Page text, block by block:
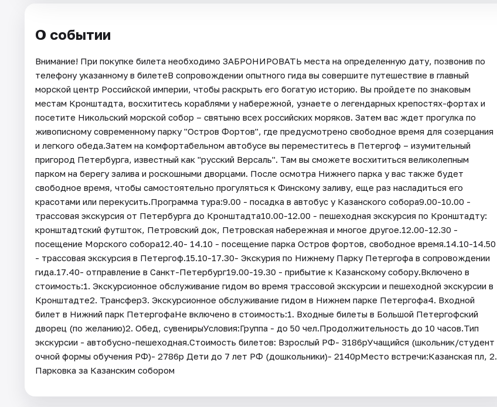
О событии
Внимание! При покупке билета необходимо ЗАБРОНИРОВАТЬ места на определенную дату, позвонив по
телефону указанному в билетеВ сопровождении опытного гида вы совершите путешествие в главный
морской центр Российской империи, чтобы раскрыть его богатую историю. Вы пройдете по знаковым
местам Кронштадта, восхититесь кораблями у набережной, узнаете о легендарных крепостях-фортах и
посетите Никольский морской собор – святыню всех российских моряков. Затем вас ждет прогулка по
живописному современному парку "Остров Фортов", где предусмотрено свободное время для созерцания
и легкого обеда.Затем на комфортабельном автобусе вы переместитесь в Петергоф – изумительный
пригород Петербурга, известный как "русский Версаль". Там вы сможете восхититься великолепным
парком на берегу залива и роскошными дворцами. После осмотра Нижнего парка у вас также будет
свободное время, чтобы самостоятельно прогуляться к Финскому заливу, еще раз насладиться его
красотами или перекусить.Программа тура:9.00 - посадка в автобус у Казанского собора9.00-10.00 -
трассовая экскурсия от Петербурга до Кронштадта10.00-12.00 - пешеходная экскурсия по Кронштадту:
кронштадтский футшток, Петровский док, Петровская набережная и многое другое.12.00-12.30 -
посещение Морского собора12.40- 14.10 - посещение парка Остров фортов, свободное время.14.10-14.50
- трассовая экскурсия в Петергоф.15.10-17.30- Экскурия по Нижнему Парку Петергофа в сопровождении
гида.17.40- отправление в Санкт-Петербург19.00-19.30 - прибытие к Казанскому собору.Включено в
стоимость:1. Экскурсионное обслуживание гидом во время трассовой экскурсии и пешеходной экскурсии в
Кронштадте2. Трансфер3. Экскурсионное обслуживание гидом в Нижнем парке Петергофа4. Входной
билет в Нижний парк ПетергофаНе включено в стоимость:1. Входные билеты в Большой Петергофский
дворец (по желанию)2. Обед, сувенирыУсловия:Группа - до 50 чел.Продолжительность до 10 часов.Тип
экскурсии - автобусно-пешеходная.Стоимость билетов: Взрослый РФ- 3186рУчащийся (школьник/студент
очной формы обучения РФ)- 2786р Дети до 7 лет РФ (дошкольники)- 2140рМесто встречи:Казанская пл, 2.
Парковка за Казанским собором